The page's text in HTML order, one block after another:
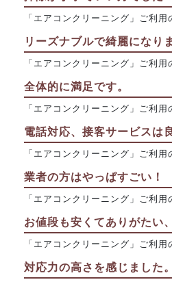
「エアコンクリーニング」ご利用
リーズナブルで綺麗になり
「エアコンクリーニング」ご利用
全体的に満足です。
「エアコンクリーニング」ご利用
電話対応、接客サービスは
「エアコンクリーニング」ご利用
業者の方はやっぱすごい！
「エアコンクリーニング」ご利用
お値段も安くてありがたい、
「エアコンクリーニング」ご利用
対応力の高さを感じました。